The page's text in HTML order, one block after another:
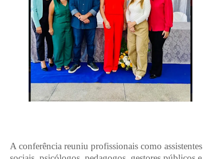
A conferência reuniu profissionais como assistentes